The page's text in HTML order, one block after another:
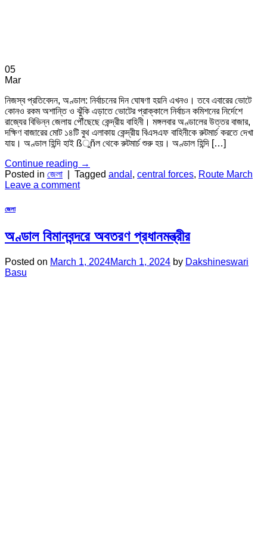
05
Mar
নিজস্ব প্রতিবেদন, অণ্ডাল: নির্বাচনের দিন ঘোষণা হয়নি এখনও। তবে এবারের ভোটে
কোনও রকম অশান্তি ও ঝুঁকি এড়াতে ভোটের প্রাক্কালে নির্বাচন কমিশনের নির্দেশে
রাজ্যের বিভিন্ন জেলায় পৌঁছেছে কেন্দ্রীয় বাহিনী। মঙ্গলবার অণ্ডালের উত্তর বাজার,
দক্ষিণ বাজারের মোট ১৪টি বুথ এলাকায় কেন্দ্রীয় বিএসএফ বাহিনীকে রুটমার্চ করতে দেখা
যায়। অণ্ডাল হিন্দি হাই ßুñল থেকে রুটমার্চ শুরু হয়। অণ্ডাল হিন্দি […]
Continue reading →
Posted in জেলা Tagged andal , central forces, Route March
Leave a comment
জেলা
অণ্ডাল বিমানবন্দরে অবতরণ প্রধানমন্ত্রীর
Posted on March 1, 2024March 1, 2024 by Dakshineswari
Basu